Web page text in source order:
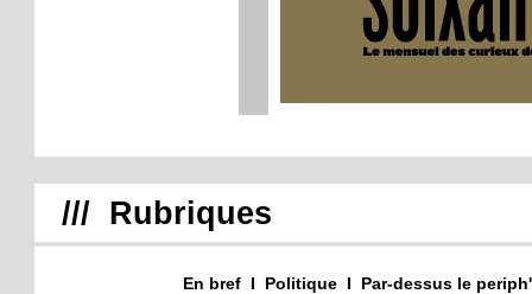
/// Rubriques
En bref I Politique I
Par-dessus le periph'